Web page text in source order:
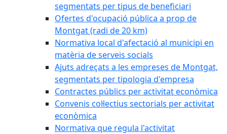
segmentats per tipus de beneficiari
Ofertes d'ocupació pública a prop de
Montgat (radi de 20 km)
Normativa local d'afectació al municipi en
matèria de serveis socials
Ajuts adreçats a les empreses de Montgat,
segmentats per tipologia d'empresa
Contractes públics per activitat econòmica
Convenis col·lectius sectorials per activitat
econòmica
Normativa que regula l'activitat